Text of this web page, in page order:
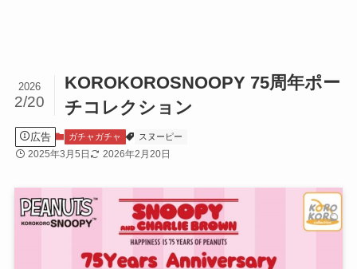
KOROKOROSNOOPY 75周年ポー
チコレクション
2026
2/20
広告 ガチャガチャ スヌーピー
2025年3月5日 2026年2月20日